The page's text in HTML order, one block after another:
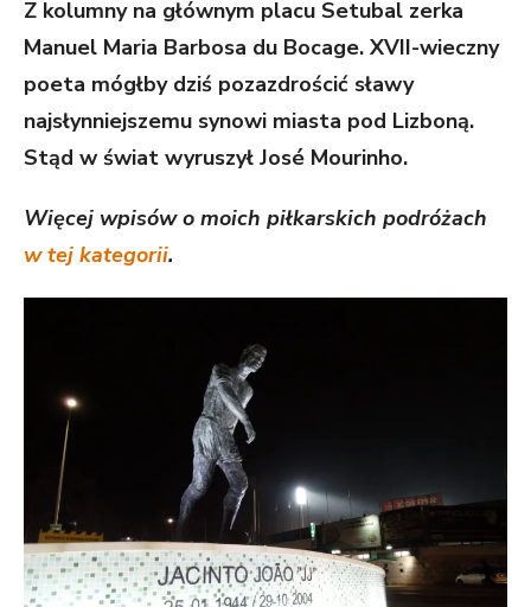
Z kolumny na głównym placu Setubal zerka
Manuel Maria Barbosa du Bocage. XVII-wieczny
poeta mógłby dziś pozazdrościć sławy
najsłynniejszemu synowi miasta pod Lizboną.
Stąd w świat wyruszył José Mourinho.
Więcej wpisów o moich piłkarskich podróżach
w tej kategorii.